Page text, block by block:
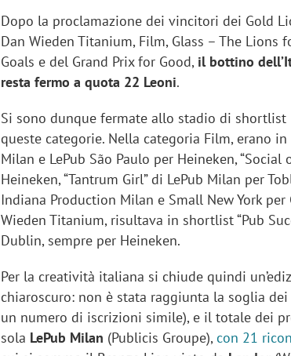
Dopo la proclamazione dei vincitori dei Gold
Dan Wieden Titanium, Film, Glass – The Lions
Goals e del Grand Prix for Good, il bottino
resta fermo a quota 22 Leoni.
Si sono dunque fermate allo stadio di
queste categorie. Nella categoria Film, erano in
Milan e LePub São Paulo per Heineken,
Heineken, “Tantrum Girl” di LePub Milan per
Indiana Production Milan e Small New York
Wieden Titanium, risultava in shortlist “Pub
Dublin, sempre per Heineken.
Per la creatività italiana si chiude quindi
chiaroscuro: non è stata raggiunta la soglia
un numero di iscrizioni simile), e il totale dei
sola LePub Milan (Publicis Groupe),con 21